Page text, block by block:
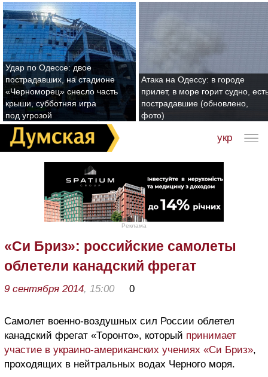
Удар по Одессе: двое
пострадавших, на стадионе
«Черноморец» снесло часть
крыши, субботняя игра
под угрозой
Атака на Одессу: в городе
прилет, в море горит судно,
пострадавшие (обновлено,
фото)
укр
Реклама
«Си Бриз»: российские самолеты
облетели канадский фрегат
9 сентября 2014, 15:00 0
Самолет военно-воздушных сил России облетел
канадский фрегат «Торонто», который принимает
участие в украино-американских учениях «Си Бриз»,
проходящих в нейтральных водах Черного моря.